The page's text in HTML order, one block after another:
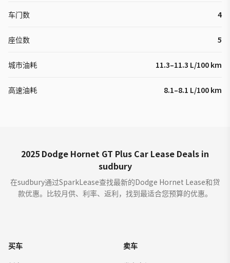
车门数 4
座位数 5
城市油耗 11.3–11.3 L/100 km
高速油耗 8.1–8.1 L/100 km
2025 Dodge Hornet GT Plus Car Lease Deals in
sudbury
在sudbury通过SparkLease查找最新的Dodge Hornet Lease和贷
款优惠。比较月供、利率、返利，找到最适合您预算的优惠。
买车
卖车